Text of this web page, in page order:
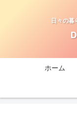
日々の暮
ホーム